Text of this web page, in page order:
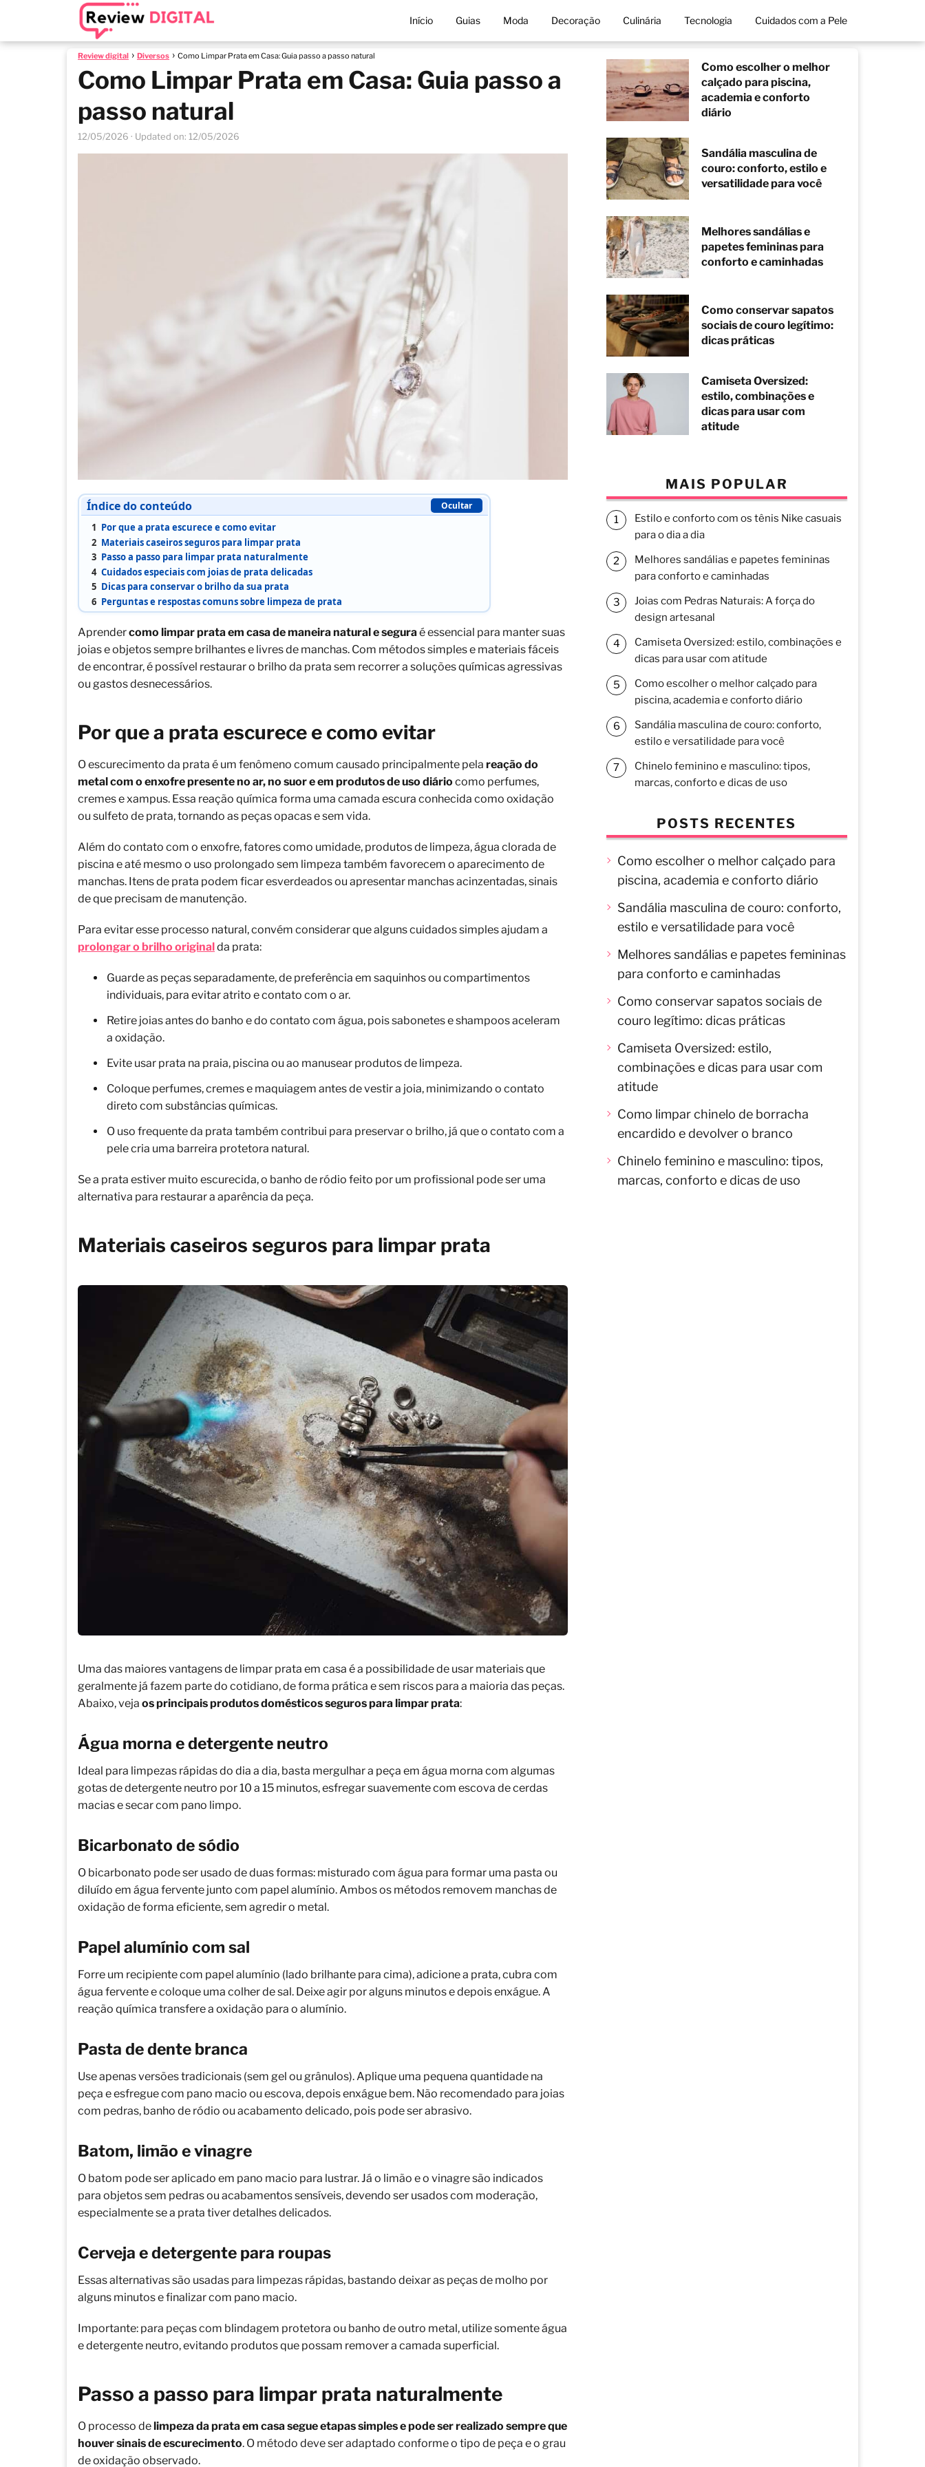
Início Guias Moda Decoração Culinária Tecnologia Cuidados com a Pele
Review digital Diversos Como Limpar Prata em Casa: Guia passo a passo natural
Como Limpar Prata em Casa: Guia passo a
passo natural
12/05/2026 · Updated on: 12/05/2026
Índice do conteúdo Ocultar
1 Por que a prata escurece e como evitar
2 Materiais caseiros seguros para limpar prata
3 Passo a passo para limpar prata naturalmente
4 Cuidados especiais com joias de prata delicadas
5 Dicas para conservar o brilho da sua prata
6 Perguntas e respostas comuns sobre limpeza de prata
Aprendercomo limpar prata em casa de maneira natural e seguraé essencial para manter suas
joias e objetos sempre brilhantes e livres de manchas. Com métodos simples e materiais fáceis
de encontrar, é possível restaurar o brilho da prata sem recorrer a soluções químicas agressivas
ou gastos desnecessários.
Por que a prata escurece e como evitar
O escurecimento da prata é um fenômeno comum causado principalmente pela reação do
metal com o enxofre presente no ar, no suor e em produtos de uso diário como perfumes,
cremes e xampus. Essa reação química forma uma camada escura conhecida como oxidação
ou sulfeto de prata, tornando as peças opacas e sem vida.
Além do contato com o enxofre, fatores como umidade, produtos de limpeza, água clorada de
piscina e até mesmo o uso prolongado sem limpeza também favorecem o aparecimento de
manchas. Itens de prata podem ficar esverdeados ou apresentar manchas acinzentadas, sinais
de que precisam de manutenção.
Para evitar esse processo natural, convém considerar que alguns cuidados simples ajudam a
prolongar o brilho original da prata:
Guarde as peças separadamente, de preferência em saquinhos ou compartimentos
individuais, para evitar atrito e contato com o ar.
Retire joias antes do banho e do contato com água, pois sabonetes e shampoos aceleram
a oxidação.
Evite usar prata na praia, piscina ou ao manusear produtos de limpeza.
Coloque perfumes, cremes e maquiagem antes de vestir a joia, minimizando o contato
direto com substâncias químicas.
O uso frequente da prata também contribui para preservar o brilho, já que o contato com a
pele cria uma barreira protetora natural.
Se a prata estiver muito escurecida, o banho de ródio feito por um profissional pode ser uma
alternativa para restaurar a aparência da peça.
Materiais caseiros seguros para limpar prata
Uma das maiores vantagens de limpar prata em casa é a possibilidade de usar materiais que
geralmente já fazem parte do cotidiano, de forma prática e sem riscos para a maioria das peças.
Abaixo, veja os principais produtos domésticos seguros para limpar prata:
Água morna e detergente neutro
Ideal para limpezas rápidas do dia a dia, basta mergulhar a peça em água morna com algumas
gotas de detergente neutro por 10 a 15 minutos, esfregar suavemente com escova de cerdas
macias e secar com pano limpo.
Bicarbonato de sódio
O bicarbonato pode ser usado de duas formas: misturado com água para formar uma pasta ou
diluído em água fervente junto com papel alumínio. Ambos os métodos removem manchas de
oxidação de forma eficiente, sem agredir o metal.
Papel alumínio com sal
Forre um recipiente com papel alumínio (lado brilhante para cima), adicione a prata, cubra com
água fervente e coloque uma colher de sal. Deixe agir por alguns minutos e depois enxágue. A
reação química transfere a oxidação para o alumínio.
Pasta de dente branca
Use apenas versões tradicionais (sem gel ou grânulos). Aplique uma pequena quantidade na
peça e esfregue com pano macio ou escova, depois enxágue bem. Não recomendado para joias
com pedras, banho de ródio ou acabamento delicado, pois pode ser abrasivo.
Batom, limão e vinagre
O batom pode ser aplicado em pano macio para lustrar. Já o limão e o vinagre são indicados
para objetos sem pedras ou acabamentos sensíveis, devendo ser usados com moderação,
especialmente se a prata tiver detalhes delicados.
Cerveja e detergente para roupas
Essas alternativas são usadas para limpezas rápidas, bastando deixar as peças de molho por
alguns minutos e finalizar com pano macio.
Importante: para peças com blindagem protetora ou banho de outro metal, utilize somente água
e detergente neutro, evitando produtos que possam remover a camada superficial.
Passo a passo para limpar prata naturalmente
O processo delimpeza da prata em casa segue etapas simples e pode ser realizado sempre que
houver sinais de escurecimento. O método deve ser adaptado conforme o tipo de peça e o grau
de oxidação observado.
Como escolher o melhor
calçado para piscina,
academia e conforto
diário
Sandália masculina de
couro: conforto, estilo e
versatilidade para você
Melhores sandálias e
papetes femininas para
conforto e caminhadas
Como conservar sapatos
sociais de couro legítimo:
dicas práticas
Camiseta Oversized:
estilo, combinações e
dicas para usar com
atitude
MAIS POPULAR
Estilo e conforto com os tênis Nike casuais
para o dia a dia
Melhores sandálias e papetes femininas
para conforto e caminhadas
Joias com Pedras Naturais: A força do
design artesanal
Camiseta Oversized: estilo, combinações e
dicas para usar com atitude
Como escolher o melhor calçado para
piscina, academia e conforto diário
Sandália masculina de couro: conforto,
estilo e versatilidade para você
Chinelo feminino e masculino: tipos,
marcas, conforto e dicas de uso
POSTS RECENTES
Como escolher o melhor calçado para
piscina, academia e conforto diário
Sandália masculina de couro: conforto,
estilo e versatilidade para você
Melhores sandálias e papetes femininas
para conforto e caminhadas
Como conservar sapatos sociais de
couro legítimo: dicas práticas
Camiseta Oversized: estilo,
combinações e dicas para usar com
atitude
Como limpar chinelo de borracha
encardido e devolver o branco
Chinelo feminino e masculino: tipos,
marcas, conforto e dicas de uso